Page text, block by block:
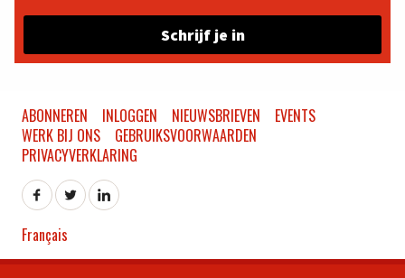
Schrijf je in
ABONNEREN INLOGGEN NIEUWSBRIEVEN
EVENTS
WERK BIJ ONS
GEBRUIKSVOORWAARDEN
PRIVACYVERKLARING
Français